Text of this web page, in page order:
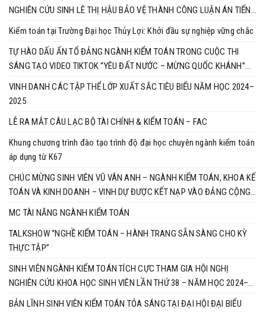
NGHIÊN CỨU SINH LÊ THỊ HẬU BẢO VỆ THÀNH CÔNG LUẬN ÁN TIẾN
Kiểm toán tại Trường Đại học Thủy Lợi: Khởi đầu sự nghiệp vững chắc
TỰ HÀO DẤU ẤN TỔ ĐẢNG NGÀNH KIỂM TOÁN TRONG CUỘC THI
SÁNG TẠO VIDEO TIKTOK “YÊU ĐẤT NƯỚC – MỪNG QUỐC KHÁNH”
VINH DANH CÁC TẬP THỂ LỚP XUẤT SẮC TIÊU BIỂU NĂM HỌC 2024–
2025
LỄ RA MẮT CÂU LẠC BỘ TÀI CHÍNH & KIỂM TOÁN – FAC
Khung chương trình đào tạo trình độ đại học chuyên ngành kiểm toán
áp dụng từ K67
CHÚC MỪNG SINH VIÊN VŨ VÂN ANH – NGÀNH KIỂM TOÁN, KHOA KẾ
TOÁN VÀ KINH DOANH – VINH DỰ ĐƯỢC KẾT NẠP VÀO ĐẢNG CỘNG
SẢN VIỆT NAM
MC TÀI NĂNG NGÀNH KIỂM TOÁN
TALKSHOW “NGHỀ KIỂM TOÁN – HÀNH TRANG SẴN SÀNG CHO KỲ
THỰC TẬP”
SINH VIÊN NGÀNH KIỂM TOÁN TÍCH CỰC THAM GIA HỘI NGHỊ
NGHIÊN CỨU KHOA HỌC SINH VIÊN LẦN THỨ 38 – NĂM HỌC 2024–
2025
BẢN LĨNH SINH VIÊN KIỂM TOÁN TỎA SÁNG TẠI ĐẠI HỘI ĐẠI BIỂU